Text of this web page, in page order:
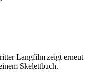
Langfilm zeigt erneut
Skelettbuch.